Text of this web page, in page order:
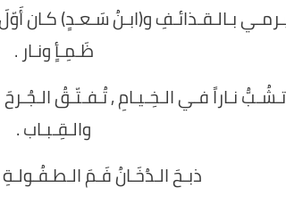
بـالـقـذائـفِ و(ابـنُ سَـعـدٍ) كـان
ظَـمِـأٍ ونـار .
نـاراً فـي الـخِـيـامِ , تُـفـتّـقُ
والـقِـبـاب .
ذبـحَ الـدُخَـانُ فَـمَ